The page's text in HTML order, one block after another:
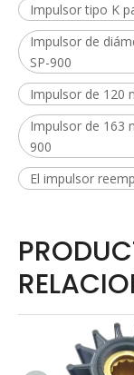
Impulsor tipo K
Impulsor de
SP-900
Impulsor de 120
Impulsor de 163
900
El impulsor